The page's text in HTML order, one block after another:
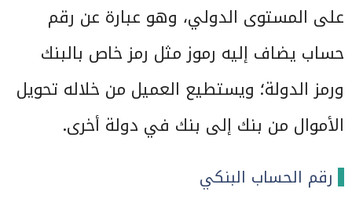
على المستوى الدولي، وهو عبارة عن رقم
حساب يضاف إليه رموز مثل رمز خاص بالبنك
ورمز الدولة؛ ويستطيع العميل من خلاله تحويل
الأموال من بنك إلى بنك في دولة أخرى.
رقم الحساب البنكي